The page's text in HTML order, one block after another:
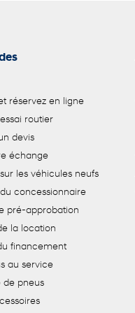
réservez en ligne
routier
devis
échange
les véhicules neufs
concessionnaire
pré-approbation
la location
financement
au service
de pneus